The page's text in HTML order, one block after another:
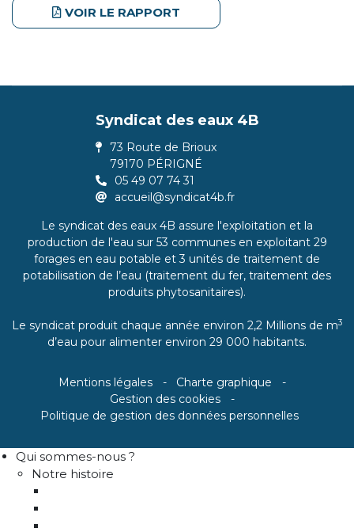
VOIR LE RAPPORT
Syndicat des eaux 4B
73 Route de Brioux
79170 PÉRIGNÉ
05 49 07 74 31
accueil@syndicat4b.fr
Le syndicat des eaux 4B assure l'exploitation et la
production de l'eau sur 53 communes en exploitant 29
forages en eau potable et 3 unités de traitement de
potabilisation de l’eau (traitement du fer, traitement des
produits phytosanitaires).
Le syndicat produit chaque année environ 2,2 Millions de m3
d’eau pour alimenter environ 29 000 habitants.
Mentions légales
Charte graphique
Gestion des cookies
Politique de gestion des données personnelles
Qui sommes-nous ?
Notre histoire